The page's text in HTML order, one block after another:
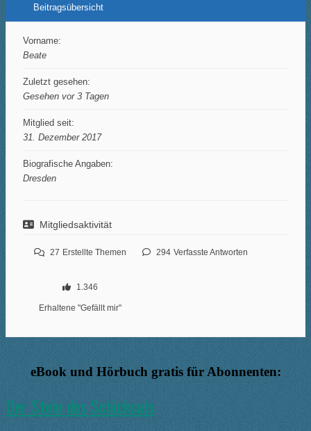
Beitragsübersicht
Vorname:
Beate
Zuletzt gesehen:
Gesehen vor 3 Tagen
Mitglied seit:
31. Dezember 2017
Biografische Angaben:
Dresden
Mitgliedsaktivität
27 Erstellte Themen 294 Verfasste Antworten
1.346
Erhaltene "Gefällt mir"
eBook und Hörbuch gratis für Abonnenten:
Der Stein des Schicksals